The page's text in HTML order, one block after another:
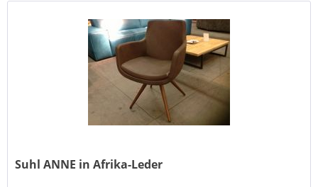
Suhl ANNE in Afrika-Leder